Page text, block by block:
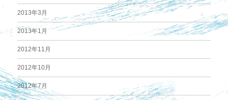
2013年3月
2013年1月
2012年11月
2012年10月
2012年7月